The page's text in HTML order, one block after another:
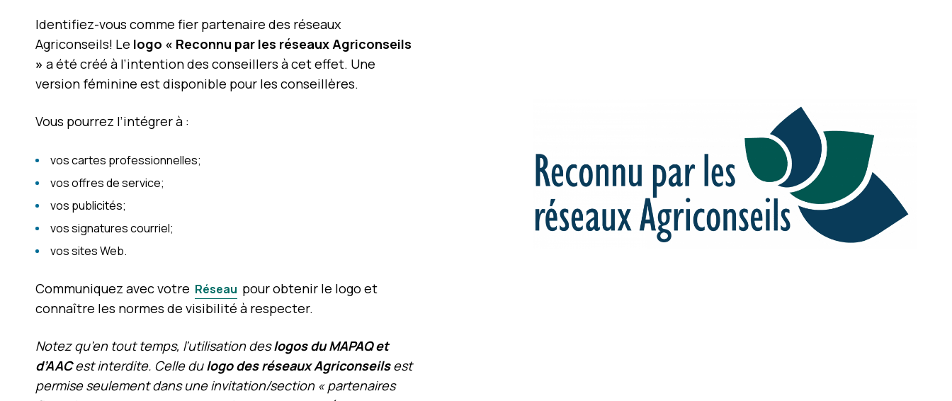
Identifiez-vous comme fier partenaire des réseaux
Agriconseils! Le logo « Reconnu par les réseaux Agriconseils
» a été créé à l’intention des conseillers à cet effet. Une
version féminine est disponible pour les conseillères.
Vous pourrez l’intégrer à :
vos cartes professionnelles;
vos offres de service;
vos publicités;
vos signatures courriel;
vos sites Web.
Communiquez avec votre Réseau pour obtenir le logo et
connaître les normes de visibilité à respecter.
Notez qu’en tout temps, l’utilisation deslogos du MAPAQ et
d’AACest interdite. Celle dulogo des réseaux Agriconseilsest
permise seulement dans une invitation/section « partenaires